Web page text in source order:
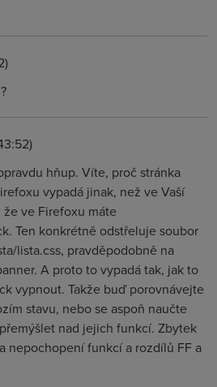
hňup. Víte, proč stránka
vypadá jinak, než ve Vaší
ve Firefoxu máte
Ten konkrétně odstřeluje soubor
lista.css, pravděpodobně na
A proto to vypadá tak, jak to
vypnout. Takže buď porovnávejte
stavu, nebo se aspoň naučte
nad jejich funkcí. Zbytek
nepochopení funkcí a rozdílů FF a